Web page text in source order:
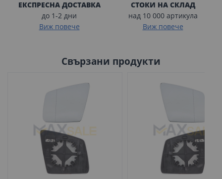
ЕКСПРЕСНА ДОСТАВКА
до 1-2 дни
Виж повече
СТОКИ НА СКЛАД
над 10 000 артикула
Виж повече
Свързани продукти